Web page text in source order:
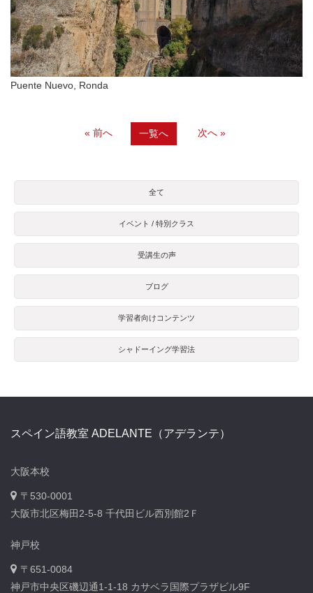
Puente Nuevo, Ronda
« 前へ 一覧へ 次へ »
全て
イベント / 特別クラス
受講生の声
ブログ
学習者向けコンテンツ
シャドーイング学習法
スペイン語教室 ADELANTE（アデランテ）
大阪本校
〒530-0001
大阪市北区梅田2-5-8 千代田ビル西別館2Ｆ
神戸校
〒651-0084
神戸市中央区磯辺通1-1-18 カサベラ国際プラザビル9F